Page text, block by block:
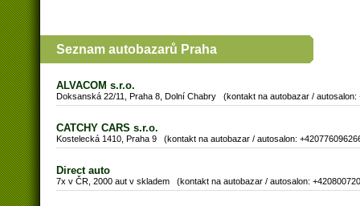
Seznam autobazarů Praha
ALVACOM s.r.o.
Doksanská 22/11, Praha 8, Dolní Chabry (kontakt na autobazar / autosalon:
CATCHY CARS s.r.o.
Kostelecká 1410, Praha 9 (kontakt na autobazar / autosalon:
Direct auto
7x v ČR, 2000 aut v skladem (kontakt na autobazar / autosalon: